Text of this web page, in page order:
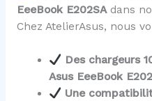
EeeBook E202SAdans
Chez AtelierAsus, nous
Des chargeurs
Asus EeeBook
Une